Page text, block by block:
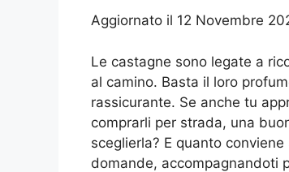
Aggiornato il 12 Novembre
Le castagne sono legate a
al camino. Basta il loro
rassicurante. Se anche tu
comprarli per strada, una
sceglierla? E quanto
domande, accompagnandoti